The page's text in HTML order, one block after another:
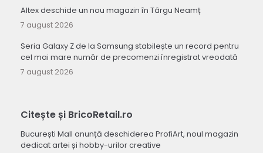
Altex deschide un nou magazin în Târgu Neamț
7 august 2026
Seria Galaxy Z de la Samsung stabilește un record pentru
cel mai mare număr de precomenzi înregistrat vreodată
7 august 2026
Citește și BricoRetail.ro
București Mall anunță deschiderea ProfiArt, noul magazin
dedicat artei și hobby-urilor creative